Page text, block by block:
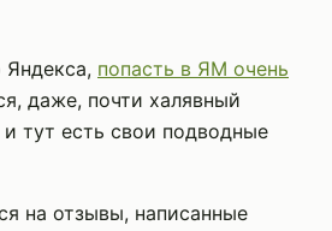
попасть в ЯМ очень
даже, почти халявный
тут есть свои подводные
на отзывы, написанные